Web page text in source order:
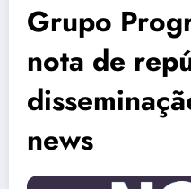
Grupo
nota de
news